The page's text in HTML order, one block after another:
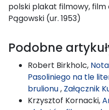
polski plakat filmowy, film
Pągowski (ur. 1953)
Podobne
Robert Birkholc,
Pasoliniego na tle
brulionu, Załącznik
Krzysztof Kornacki,